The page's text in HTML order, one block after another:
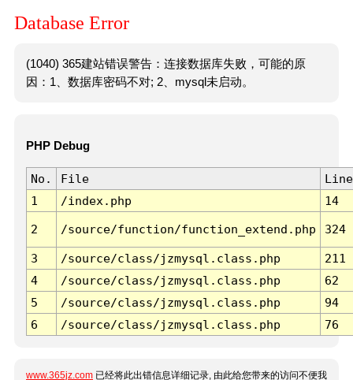
Database Error
(1040) 365建站错误警告：连接数据库失败，可能的原
因：1、数据库密码不对; 2、mysql未启动。
PHP Debug
No. File
Line
1
/index.php 14
2 /source/function/function_extend.php 324
3 /source/class/jzmysql.class.php
211
4
/source/class/jzmysql.class.php
62
5
/source/class/jzmysql.class.php
94
6
/source/class/jzmysql.class.php 76
www.365jz.com 已经将此出错信息详细记录, 由此给您带来的访问不便我